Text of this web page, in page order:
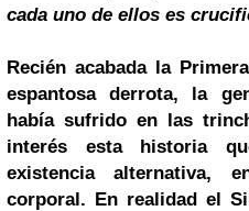
cada uno de ellos es
Recién acabada la
espantosa derrota, la
había sufrido en las
interés esta historia
existencia
corporal. En realidad el